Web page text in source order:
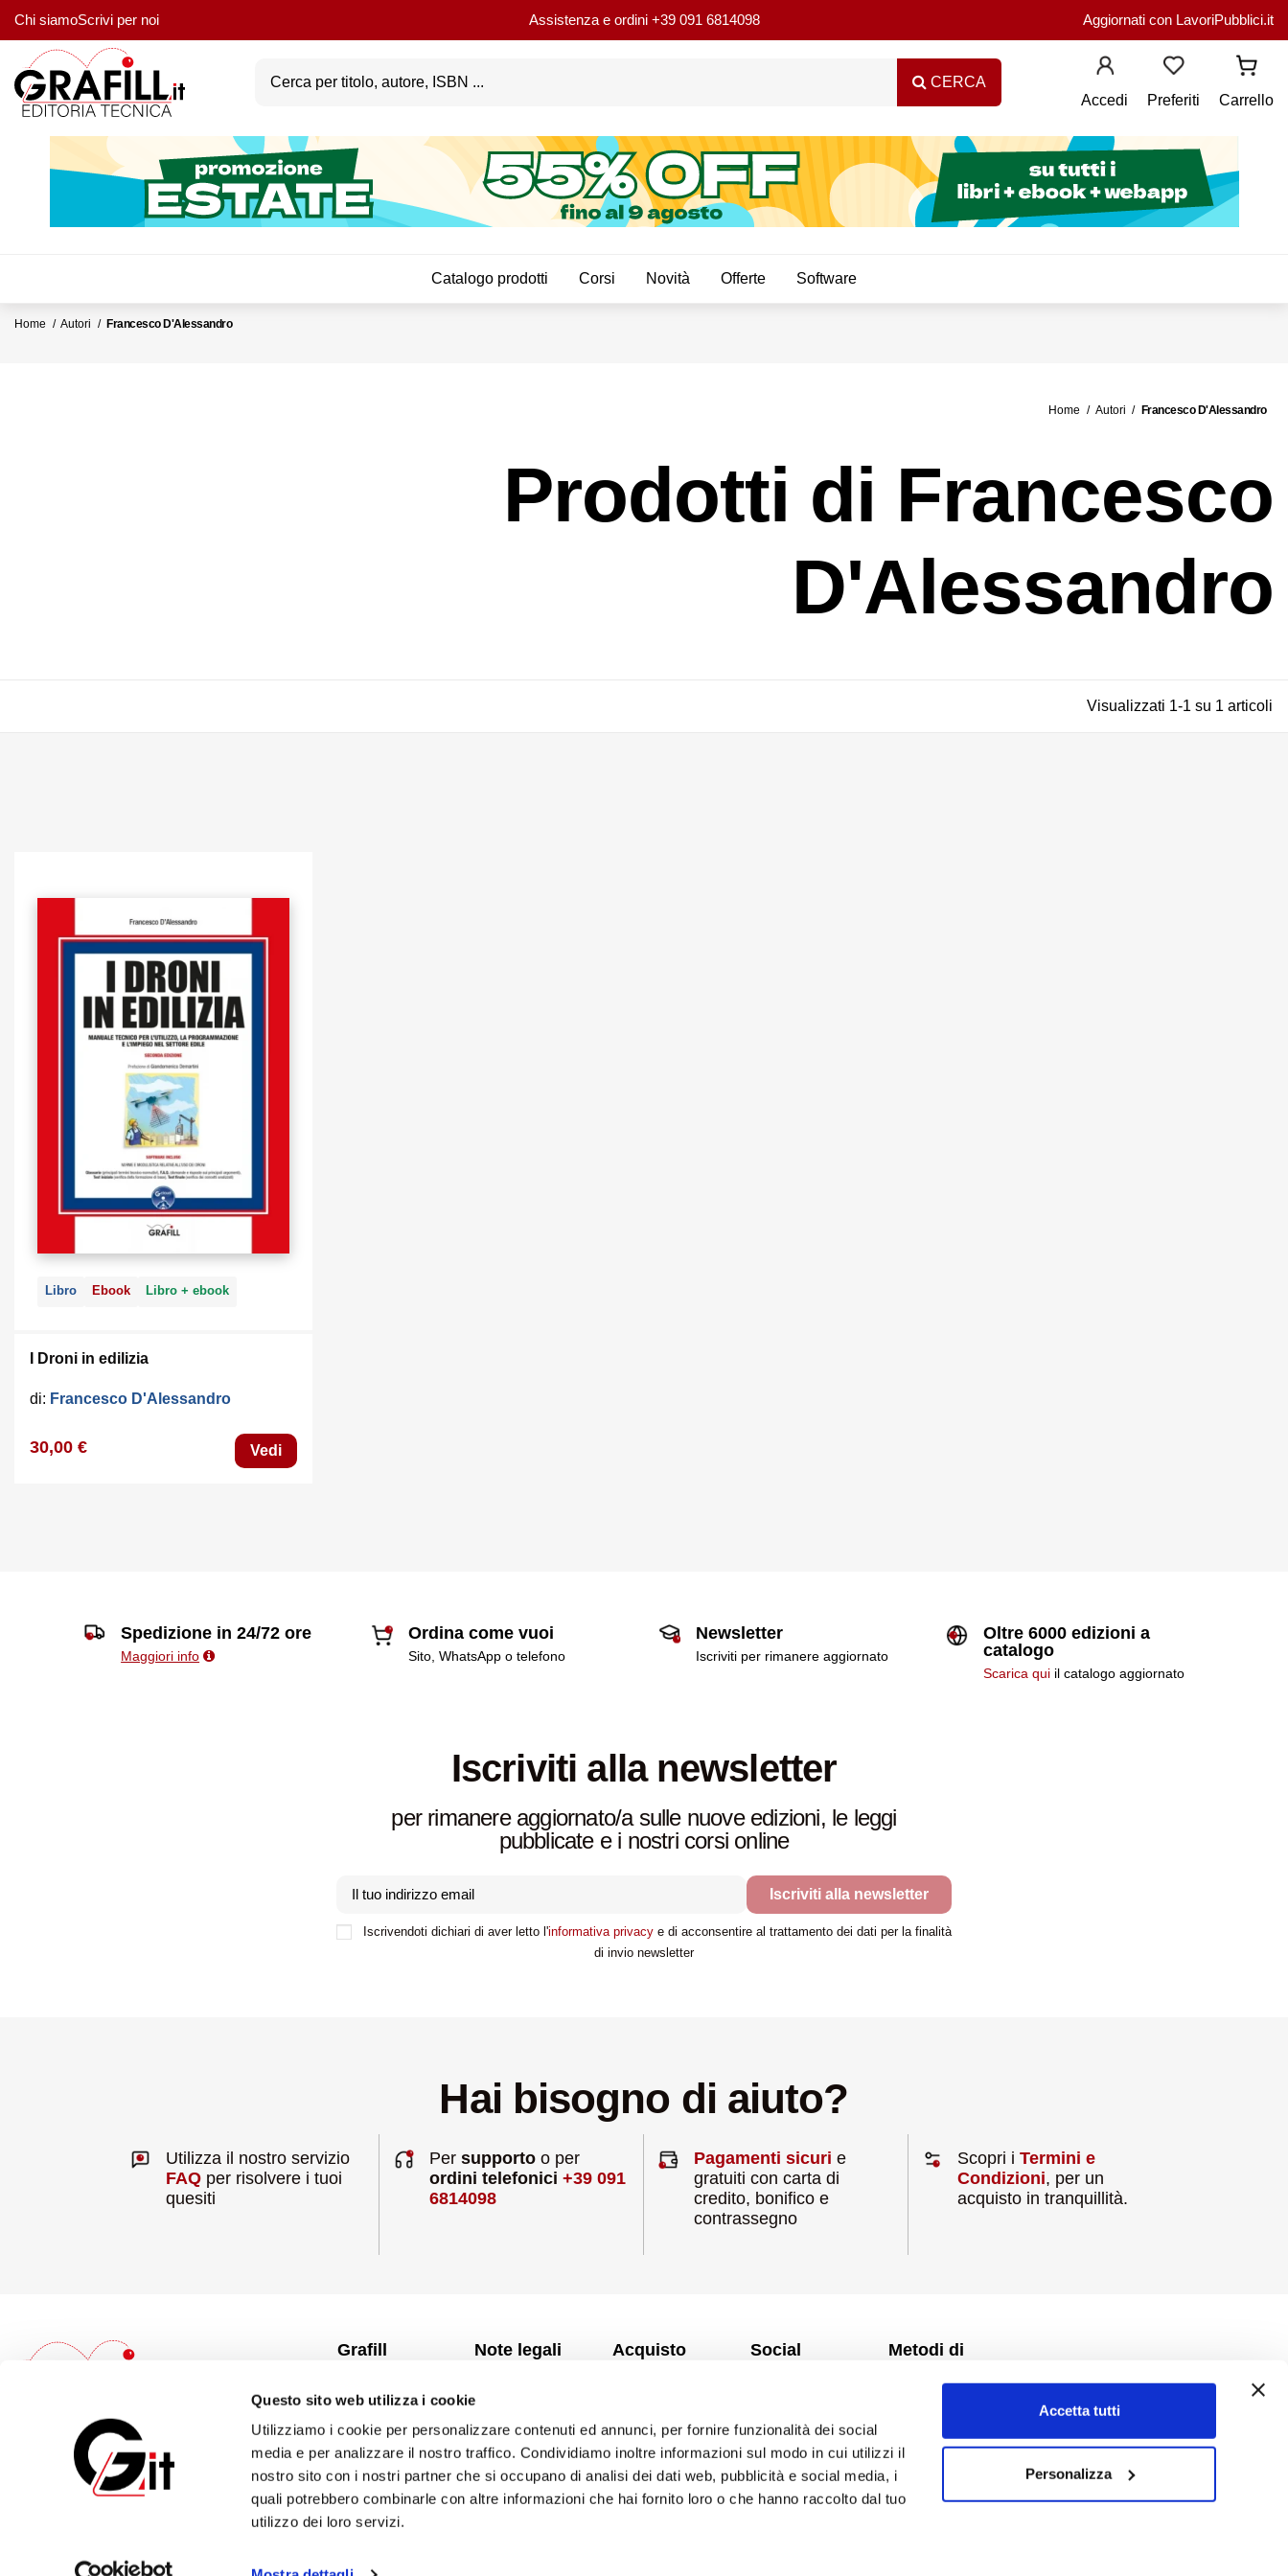
Questo sito web utilizza i cookie
Utilizziamo i cookie per personalizzare contenuti ed annunci, per fornire funzionalità dei social
media e per analizzare il nostro traffico. Condividiamo inoltre informazioni sul modo in cui utilizzi il
nostro sito con i nostri partner che si occupano di analisi dei dati web, pubblicità e social media, i
quali potrebbero combinarle con altre informazioni che hai fornito loro o che hanno raccolto dal tuo
utilizzo dei loro servizi.
Accetta tutti
Personalizza
Chi siamoScrivi per noi Assistenza e ordini +39 091 6814098 Aggiornati con LavoriPubblici.it
CERCA
Accedi
Preferiti Carrello
Catalogo prodotti Corsi Novità Offerte Software
Home Autori Francesco D'Alessandro
Home Autori Francesco D'Alessandro
Prodotti di Francesco
D'Alessandro
Visualizzati 1-1 su 1 articoli
Libro Ebook Libro + ebook
I Droni in edilizia
di: Francesco D'Alessandro
30,00 € Vedi
Spedizione in 24/72 ore
Maggiori info
Ordina come vuoi
Sito, WhatsApp o telefono
Newsletter
Iscriviti per rimanere aggiornato
Oltre 6000 edizioni a
catalogo
Scarica qui il catalogo aggiornato
Iscriviti alla newsletter
per rimanere aggiornato/a sulle nuove edizioni, le leggi
pubblicate e i nostri corsi online
Iscriviti alla newsletter
Iscrivendoti dichiari di aver letto l'informativa privacy e di acconsentire al trattamento dei dati per la finalità
di invio newsletter
Hai bisogno di aiuto?
Utilizza il nostro servizio
FAQper risolvere i tuoi
quesiti
Persupporto o per
ordini telefonici+39 091
6814098
Pagamenti sicuri e
gratuiti con carta di
credito, bonifico e
contrassegno
Scopri iTermini e
Condizioni, per un
acquisto in tranquillità.
Grafill.it è la libreria virtuale della casa
editrice GRAFILL Editoria tecnica dove è
possibile visionare il catalogo completo
delle pubblicazioni edite e acquistare i
Grafill
Chi siamo
Contattaci
Carta del docente
Scrivi per noi
Catalogo
Note legali
Privacy
Acquisto
Informazioni
ecommerce
Social
Metodi di